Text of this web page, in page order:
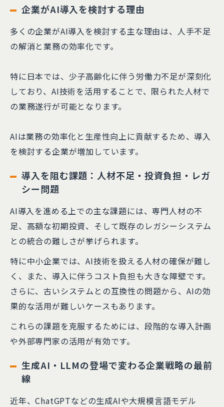
企業がAI導入を検討する理由
多くの企業がAI導入を検討する主な理由は、人手不足
の解消と業務の効率化です。
特に日本では、少子高齢化に伴う労働力不足が深刻化
しており、AI技術を活用することで、限られた人材で
の業務遂行が可能となります。
AIは業務の効率化と生産性向上に貢献するため、導入
を検討する企業が増加しています。
導入を阻む課題：人材不足・投資負担・レガ
シー問題
AI導入を進める上での主な課題には、専門人材の不
足、高額な初期投資、そして既存のレガシーシステム
との統合の難しさが挙げられます。
​特に中小企業では、AI技術を扱える人材の確保が難し
く、また、導入に伴うコスト負担も大きな障壁です。​
さらに、古いシステムとの互換性の問題から、AIの効
果的な活用が難しいケースもあります。
​これらの課題を克服するためには、段階的な導入計画
や外部専門家の活用が有効です。
生成AI・LLMの登場で変わる企業戦略の最前
線
近年、ChatGPTなどの生成AIや大規模言語モデル